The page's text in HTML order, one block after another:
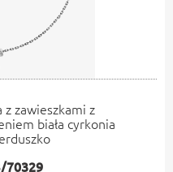
zawieszkami z
biała cyrkonia
70329